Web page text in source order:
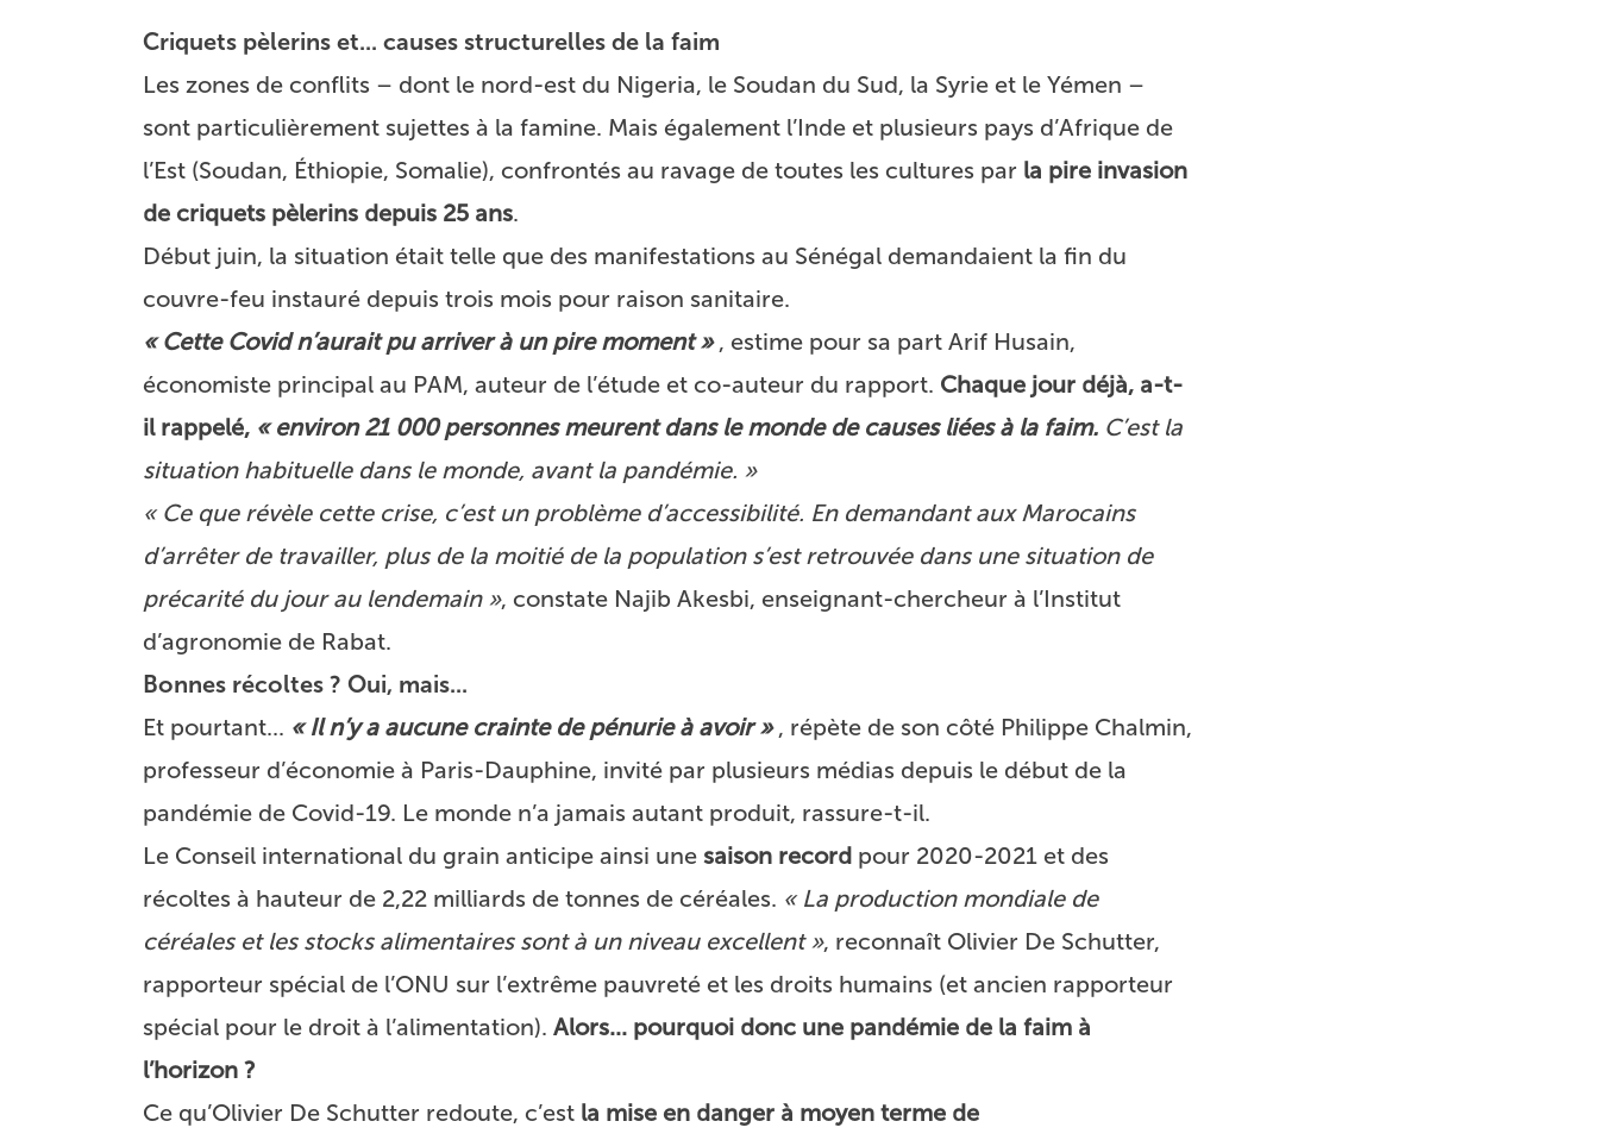
Criquets pèlerins et... causes structurelles de la faim
Les zones de conflits – dont le nord-est du Nigeria, le Soudan du Sud, la Syrie et le Yémen –
sont particulièrement sujettes à la famine. Mais également l’Inde et plusieurs pays d’Afrique de
l’Est (Soudan, Éthiopie, Somalie), confrontés au ravage de toutes les cultures par la pire invasion
de criquets pèlerins depuis 25 ans.
Début juin, la situation était telle que des manifestations au Sénégal demandaient la fin du
couvre-feu instauré depuis trois mois pour raison sanitaire.
« Cette Covid n’aurait pu arriver à un pire moment » , estime pour sa part Arif Husain,
économiste principal au PAM, auteur de l’étude et co-auteur du rapport. Chaque jour déjà, a-t-
il rappelé, « environ 21 000 personnes meurent dans le monde de causes liées à la faim. C’est la
situation habituelle dans le monde, avant la pandémie. »
« Ce que révèle cette crise, c’est un problème d’accessibilité. En demandant aux Marocains
d’arrêter de travailler, plus de la moitié de la population s’est retrouvée dans une situation de
précarité du jour au lendemain », constate Najib Akesbi, enseignant-chercheur à l’Institut
d’agronomie de Rabat.
Bonnes récoltes ? Oui, mais...
Et pourtant... « Il n’y a aucune crainte de pénurie à avoir » , répète de son côté Philippe Chalmin,
professeur d’économie à Paris-Dauphine, invité par plusieurs médias depuis le début de la
pandémie de Covid-19. Le monde n’a jamais autant produit, rassure-t-il.
Le Conseil international du grain anticipe ainsi une saison record pour 2020-2021 et des
récoltes à hauteur de 2,22 milliards de tonnes de céréales. « La production mondiale de
céréales et les stocks alimentaires sont à un niveau excellent », reconnaît Olivier De Schutter,
rapporteur spécial de l’ONU sur l’extrême pauvreté et les droits humains (et ancien rapporteur
spécial pour le droit à l’alimentation). Alors... pourquoi donc une pandémie de la faim à
l’horizon ?
Ce qu’Olivier De Schutter redoute, c’est la mise en danger à moyen terme de